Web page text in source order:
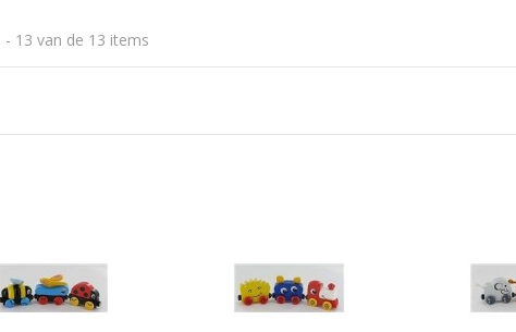
extra sterk/
meest...
13 van de 13 items